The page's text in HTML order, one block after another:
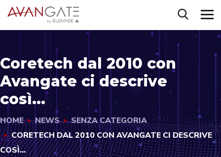
Coretech dal 2010 con
Avangate ci descrive
così…
HOME NEWS
SENZA CATEGORIA
CORETECH DAL 2010 CON AVANGATE CI DESCRIVE
COSÌ…